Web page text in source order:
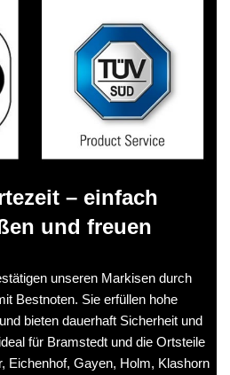
– einfach
und freuen
unseren Markisen durch
Bestnoten. Sie erfüllen hohe
bieten dauerhaft Sicherheit und
für Bramstedt und die Ortsteile
Eichenhof, Gayen, Holm, Klashorn